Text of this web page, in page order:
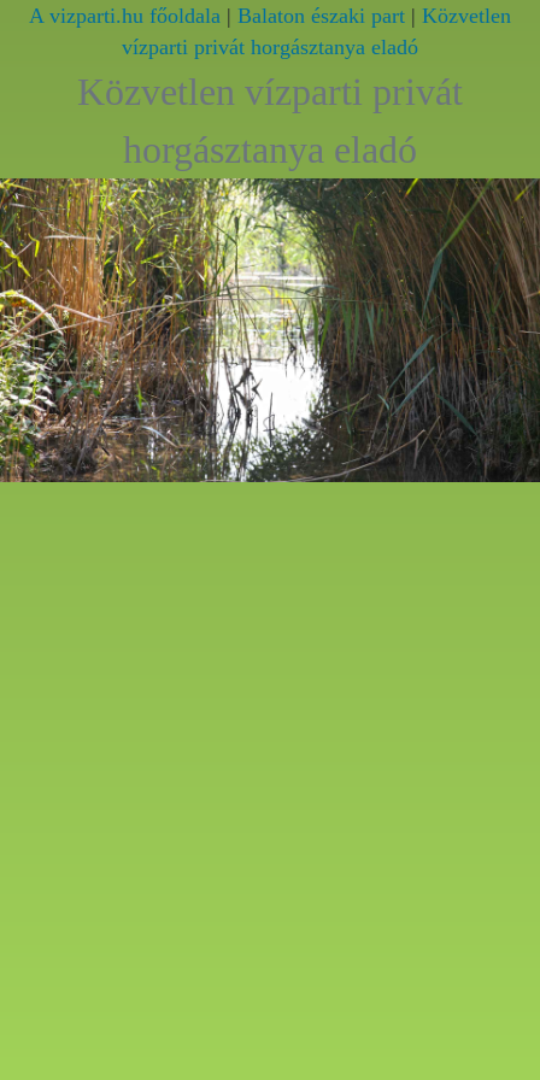
A vizparti.hu főoldala | Balaton északi part | Közvetlen
vízparti privát horgásztanya eladó
Közvetlen vízparti privát
horgásztanya eladó